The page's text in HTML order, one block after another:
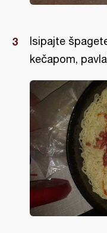
Isipajte
kečapom,